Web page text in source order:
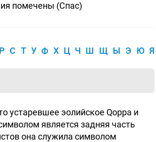
помечены (Спас)
Р С Т У Ф Х Ц Ч Ш Щ Ы Э Ю Я
устаревшее эолийское Qoppa и
является задняя часть
она служила символом